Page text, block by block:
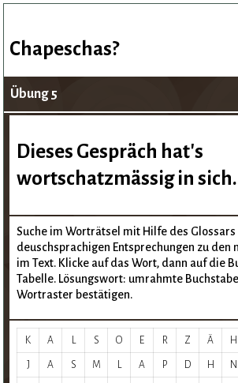
Chapeschas?
Übung 5
Dieses Gespräch hat's
wortschatzmässig in
Suche im Worträtsel mit Hilfe des
deuschsprachigen Entsprechungen zu
im Text. Klicke auf das Wort, dann auf die
Tabelle. Lösungswort: umrahmte
Wortraster bestätigen.
K A L S O E R Z Ä H
J A S M L A P D H N